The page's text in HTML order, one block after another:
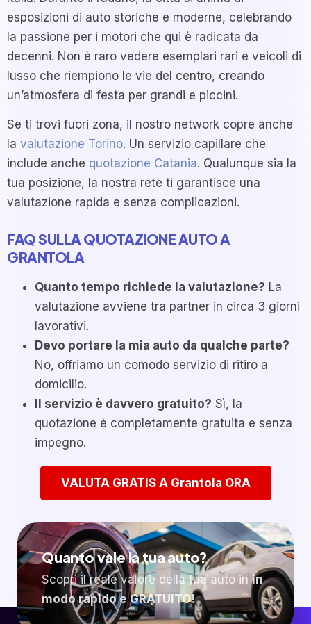
esposizioni di auto storiche e moderne, celebrando
la passione per i motori che qui è radicata da
decenni. Non è raro vedere esemplari rari e veicoli di
lusso che riempiono le vie del centro, creando
un’atmosfera di festa per grandi e piccini.
Se ti trovi fuori zona, il nostro network copre anche
la valutazione Torino. Un servizio capillare che
include anche quotazione Catania. Qualunque sia la
tua posizione, la nostra rete ti garantisce una
valutazione rapida e senza complicazioni.
FAQ SULLA QUOTAZIONE AUTO A
GRANTOLA
Quanto tempo richiede la valutazione? La
valutazione avviene tra partner in circa 3 giorni
lavorativi.
Devo portare la mia auto da qualche parte?
No, offriamo un comodo servizio di ritiro a
domicilio.
Il servizio è davvero gratuito? Sì, la
quotazione è completamente gratuita e senza
impegno.
VALUTA GRATIS A Grantola ORA
Quanto vale la tua auto?
Scopri il reale valore della tua auto inin
modo rapido e GRATUITO!